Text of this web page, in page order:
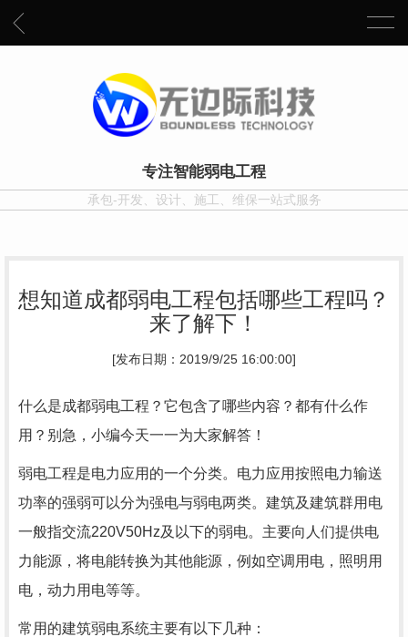
专注智能弱电工程
承包-开发、设计、施工、维保一站式服务
想知道成都弱电工程包括哪些工程吗？
来了解下！
[发布日期：2019/9/25 16:00:00]
什么是成都弱电工程 ？它包含了哪些内容？都有什么作
用？别急，小编今天一一为大家解答！
弱电工程是电力应用的一个分类。电力应用按照电力输送
功率的强弱可以分为强电与弱电两类。建筑及建筑群用电
一般指交流220V50Hz及以下的弱电。主要向人们提供电
力能源，将电能转换为其他能源，例如空调用电，照明用
电，动力用电等等。
常用的建筑弱电系统主要有以下几种：